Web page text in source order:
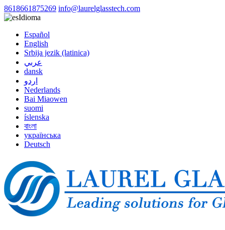
8618661875269 info@laurelglasstech.com
Idioma
Español
English
Srbija jezik (latinica)
عربي
dansk
اردو
Nederlands
Bai Miaowen
suomi
íslenska
বাংলা
українська
Deutsch